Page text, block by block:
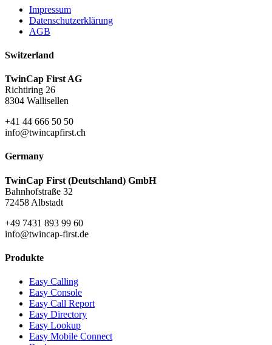
Impressum
Datenschutzerklärung
AGB
Switzerland
TwinCap First AG
Richtiring 26
8304 Wallisellen
+41 44 666 50 50
info@twincapfirst.ch
Germany
TwinCap First (Deutschland) GmbH
Bahnhofstraße 32
72458 Albstadt
+49 7431 893 99 60
info@twincap-first.de
Produkte
Easy Calling
Easy Console
Easy Call Report
Easy Directory
Easy Lookup
Easy Mobile Connect